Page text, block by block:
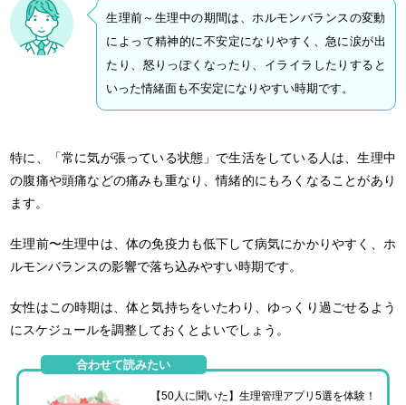
生理前～生理中の期間は、ホルモンバランスの変動
によって精神的に不安定になりやすく、急に涙が出
たり、怒りっぽくなったり、イライラしたりすると
いった情緒面も不安定になりやすい時期です。
特に、「常に気が張っている状態」で生活をしている人は、生理中
の腹痛や頭痛などの痛みも重なり、情緒的にもろくなることがあり
ます。
生理前〜生理中は、体の免疫力も低下して病気にかかりやすく、ホ
ルモンバランスの影響で落ち込みやすい時期です。
女性はこの時期は、体と気持ちをいたわり、ゆっくり過ごせるよう
にスケジュールを調整しておくとよいでしょう。
合わせて読みたい
【50人に聞いた】生理管理アプリ5選を体験！